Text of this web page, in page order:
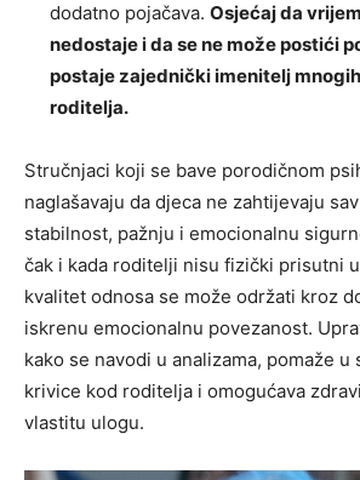
dodatno pojačava. Osjećaj da
nedostaje i da se ne može postići
postaje zajednički imenitelj
roditelja.
Stručnjaci koji se bave porodičnom
naglašavaju da djeca ne zahtijevaju
stabilnost, pažnju i emocionalnu
čak i kada roditelji nisu fizički prisutni
kvalitet odnosa se može održati kroz
iskrenu emocionalnu povezanost.
kako se navodi u analizama, pomaže
krivice kod roditelja i omogućava
vlastitu ulogu.